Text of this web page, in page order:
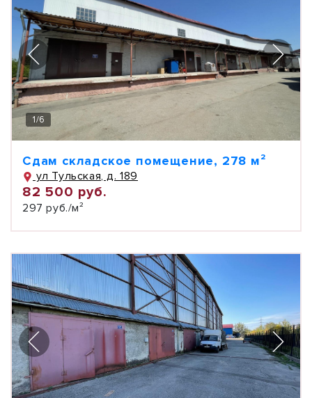
1/6
Сдам складское помещение, 278 м²
ул Тульская, д. 189
82 500 руб.
297 руб./м²